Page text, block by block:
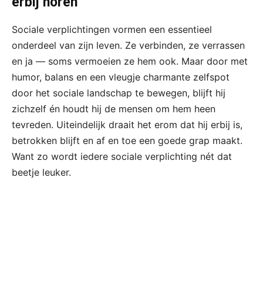
Sociale verplichtingen vormen een essentieel
onderdeel van zijn leven. Ze verbinden, ze verrassen
en ja — soms vermoeien ze hem ook. Maar door met
humor, balans en een vleugje charmante zelfspot
door het sociale landschap te bewegen, blijft hij
zichzelf én houdt hij de mensen om hem heen
tevreden. Uiteindelijk draait het erom dat hij erbij is,
betrokken blijft en af en toe een goede grap maakt.
Want zo wordt iedere sociale verplichting nét dat
beetje leuker.